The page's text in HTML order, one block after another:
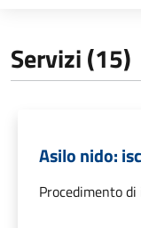
Servizi (15)
Asilo nido:
Procedimento